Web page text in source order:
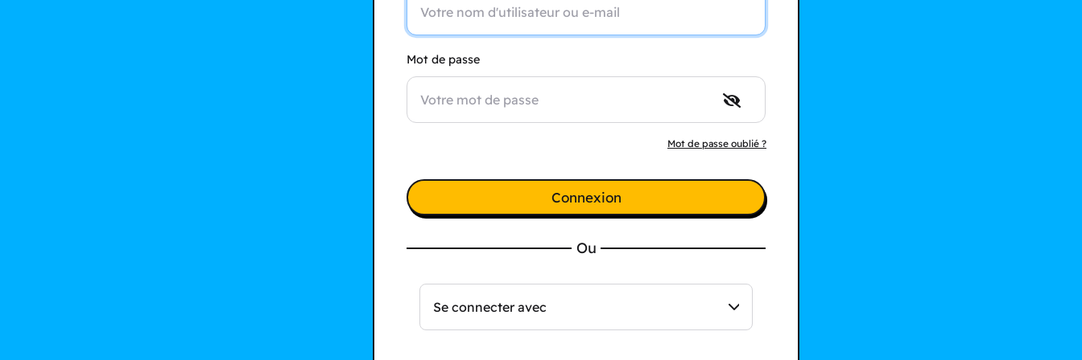
Mot de passe
Mot de passe oublié ?
Connexion
Ou
Se connecter avec